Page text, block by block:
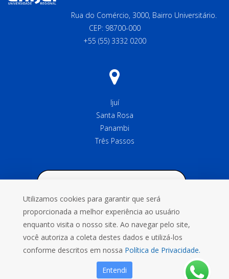
Rua do Comércio, 3000, Bairro Universitário.
CEP: 98700-000
+55 (55) 3332 0200
Ijuí
Santa Rosa
Panambi
Três Passos
Utilizamos cookies para garantir que será
proporcionada a melhor experiência ao usuário
enquanto visita o nosso site. Ao navegar pelo site,
você autoriza a coleta destes dados e utilizá-los
conforme descritos em nossa Política de Privacidade.
Entendi